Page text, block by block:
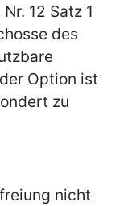
12 Satz 1
des
Option ist
zu
nicht